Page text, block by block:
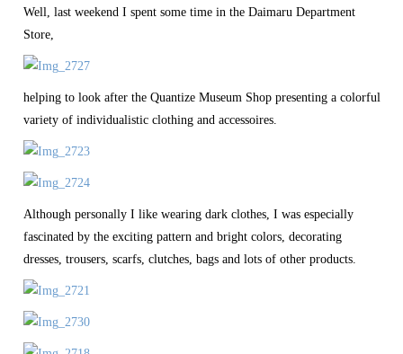
Well, last weekend I spent some time in the Daimaru Department
Store,
helping to look after the Quantize Museum Shop presenting a colorful
variety of individualistic clothing and accessoires.
Although personally I like wearing dark clothes, I was especially
fascinated by the exciting pattern and bright colors, decorating
dresses, trousers, scarfs, clutches, bags and lots of other products.